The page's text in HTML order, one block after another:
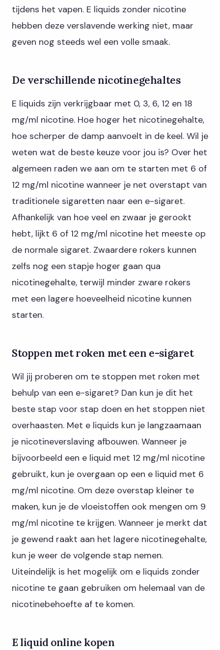
tijdens het vapen. E liquids zonder nicotine
hebben deze verslavende werking niet, maar
geven nog steeds wel een volle smaak.
De verschillende nicotinegehaltes
E liquids zijn verkrijgbaar met 0, 3, 6, 12 en 18
mg/ml nicotine. Hoe hoger het nicotinegehalte,
hoe scherper de damp aanvoelt in de keel. Wil je
weten wat de beste keuze voor jou is? Over het
algemeen raden we aan om te starten met 6 of
12 mg/ml nicotine wanneer je net overstapt van
traditionele sigaretten naar een e-sigaret.
Afhankelijk van hoe veel en zwaar je gerookt
hebt, lijkt 6 of 12 mg/ml nicotine het meeste op
de normale sigaret. Zwaardere rokers kunnen
zelfs nog een stapje hoger gaan qua
nicotinegehalte, terwijl minder zware rokers
met een lagere hoeveelheid nicotine kunnen
starten.
Stoppen met roken met een e-sigaret
Wil jij proberen om te stoppen met roken met
behulp van een e-sigaret? Dan kun je dit het
beste stap voor stap doen en het stoppen niet
overhaasten. Met e liquids kun je langzaamaan
je nicotineverslaving afbouwen. Wanneer je
bijvoorbeeld een e liquid met 12 mg/ml nicotine
gebruikt, kun je overgaan op een e liquid met 6
mg/ml nicotine. Om deze overstap kleiner te
maken, kun je de vloeistoffen ook mengen om 9
mg/ml nicotine te krijgen. Wanneer je merkt dat
je gewend raakt aan het lagere nicotinegehalte,
kun je weer de volgende stap nemen.
Uiteindelijk is het mogelijk om e liquids zonder
nicotine te gaan gebruiken om helemaal van de
nicotinebehoefte af te komen.
E liquid online kopen